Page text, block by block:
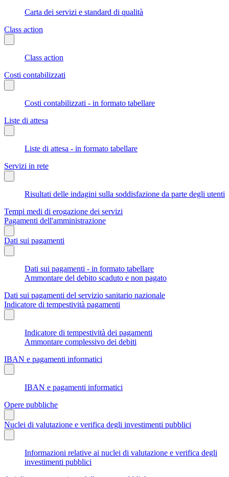
Carta dei servizi e standard di qualità
Class action
Class action
Costi contabilizzati
Costi contabilizzati - in formato tabellare
Liste di attesa
Liste di attesa - in formato tabellare
Servizi in rete
Risultati delle indagini sulla soddisfazione da parte degli utenti
Tempi medi di erogazione dei servizi
Pagamenti dell'amministrazione
Dati sui pagamenti
Dati sui pagamenti - in formato tabellare
Ammontare del debito scaduto e non pagato
Dati sui pagamenti del servizio sanitario nazionale
Indicatore di tempestività pagamenti
Indicatore di tempestività dei pagamenti
Ammontare complessivo dei debiti
IBAN e pagamenti informatici
IBAN e pagamenti informatici
Opere pubbliche
Nuclei di valutazione e verifica degli investimenti pubblici
Informazioni relative ai nuclei di valutazione e verifica degli
investimenti pubblici